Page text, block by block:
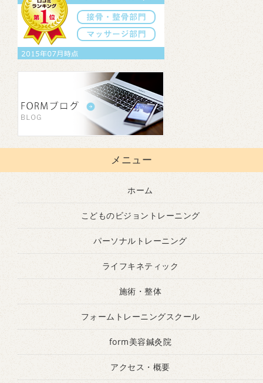
メニュー
ホーム
こどものビジョントレーニング
パーソナルトレーニング
ライフキネティック
施術・整体
フォームトレーニングスクール
form美容鍼灸院
アクセス・概要